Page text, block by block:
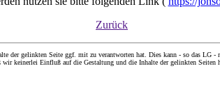
Zurück
gelinkten Seite ggf. mit zu verantworten hat. Dies kann - so das LG
keinerlei Einfluß auf die Gestaltung und die Inhalte der gelinkten